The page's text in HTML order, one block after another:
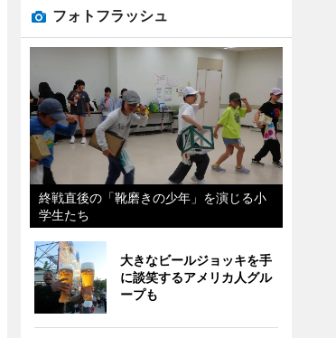
フォトフラッシュ
終戦直後の「靴磨きの少年」を演じる小
学生たち
大きなビールジョッキを手
に談笑するアメリカ人グル
ープも